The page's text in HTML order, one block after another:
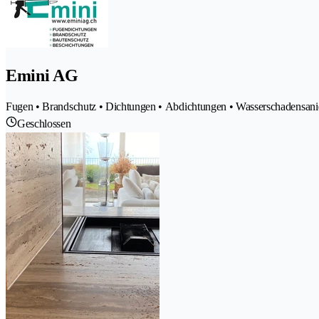
Emini AG
Fugen • Brandschutz • Dichtungen • Abdichtungen •
Geschlossen